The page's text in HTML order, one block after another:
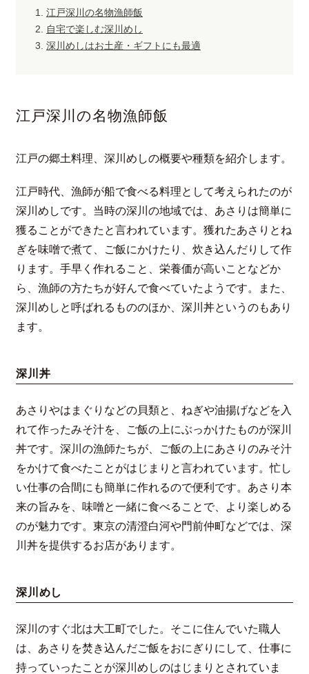
江戸深川の名物漁師飯
自宅で楽しむ深川めし
深川めしはお土産・ギフトにも最適
江戸深川の名物漁師飯
江戸の郷土料理、深川めしの概要や種類を紹介します。
江戸時代、漁師が船で食べる料理として考えられたのが
深川めしです。当時の深川の地域では、あさりは簡単に
獲ることができたと言われています。獲れたあさりとね
ぎを味噌で煮て、ご飯にかけたり、炊き込んだりして作
ります。手早く作れること、栄養価が高いことなどか
ら、漁師の方たちが好んで食べていたようです。また、
深川めしと呼ばれるもののほか、深川丼というのもあり
ます。
深川丼
あさりやはまぐりなどの貝類と、ねぎや油揚げなどを入
れて作ったみそ汁を、ご飯の上にぶっかけたものが深川
丼です。深川の漁師たちが、ご飯の上にあさりのみそ汁
をかけて食べたことがはじまりと言われています。忙し
い仕事の合間にも簡単に作れるので便利です。あさり本
来の旨みを、味噌と一緒に食べることで、より楽しめる
のが魅力です。東京の清澄白河や門前仲町などでは、深
川丼を提供するお店があります。
深川めし
深川のすぐ北は大工町でした。そこに住んでいた職人
は、あさりを焚き込んだご飯をおにぎりにして、仕事に
持っていったことが深川めしのはじまりとされていま